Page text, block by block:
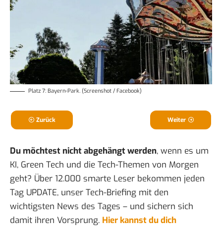
Platz 7: Bayern-Park. (Screenshot / Facebook)
Zurück Weiter
Du möchtest nicht abgehängt werden, wenn es um
KI, Green Tech und die Tech-Themen von Morgen
geht? Über 12.000 smarte Leser bekommen jeden
Tag UPDATE, unser Tech-Briefing mit den
wichtigsten News des Tages – und sichern sich
damit ihren Vorsprung. Hier kannst du dich